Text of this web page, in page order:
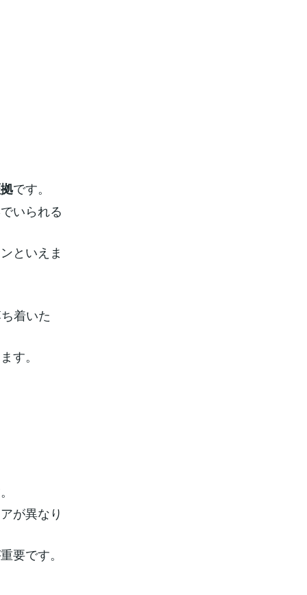
です。
いられる
といえま
着いた
す。
が異なり
要です。